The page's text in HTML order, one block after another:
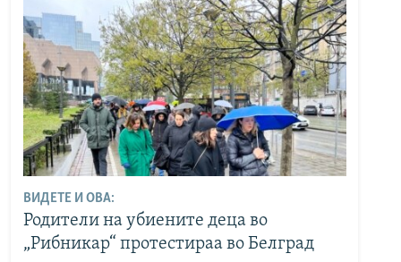
ВИДЕТЕ И ОВА:
Родители на убиените деца во
„Рибникар“ протестираа во Белград